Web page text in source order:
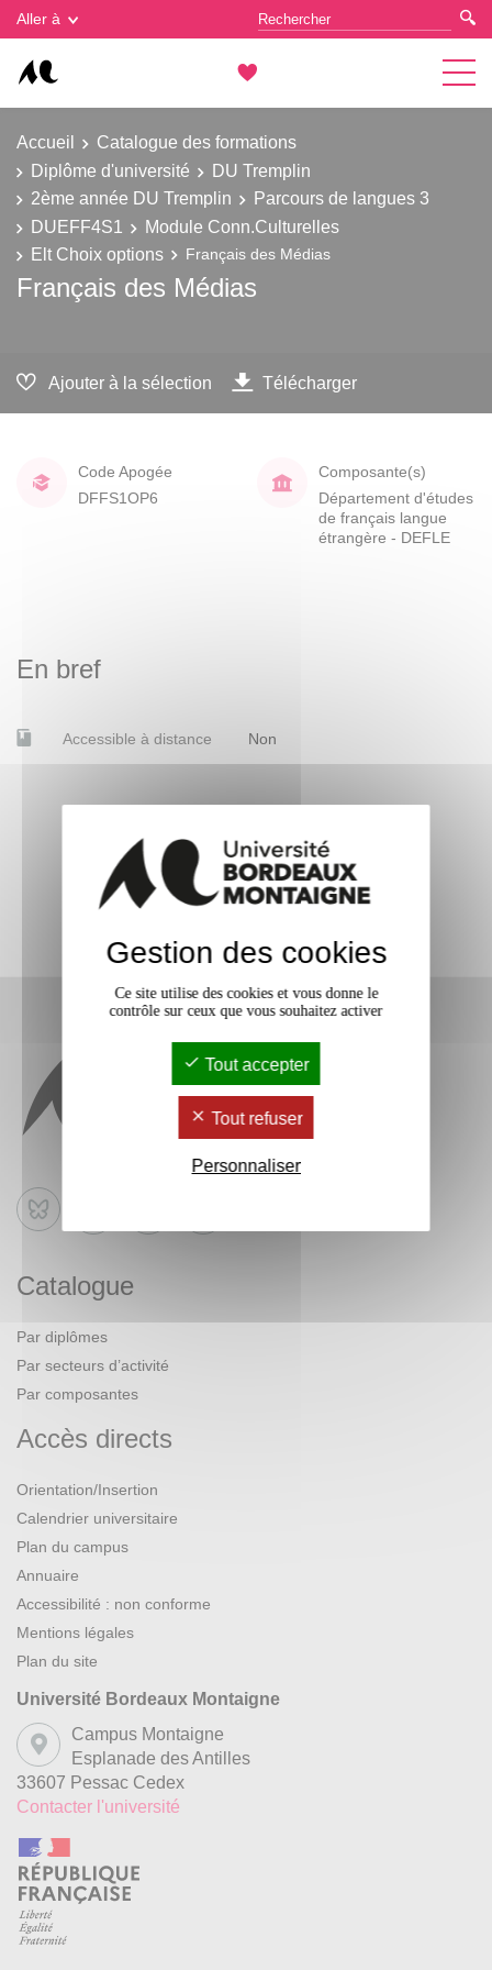
Aller à
Accueil
Catalogue des formations
Diplôme d'université
DU Tremplin
2ème année DU Tremplin
Parcours de langues 3
DUEFF4S1
Module Conn.Culturelles
Elt Choix options
Français des Médias
Français des Médias
Ajouter à la sélection Télécharger
Code Apogée
DFFS1OP6
Composante(s)
Département d'études
de français langue
étrangère - DEFLE
En bref
Accessible à distance Non
Bluesky
Catalogue
Par diplômes
Par secteurs d’activité
Par composantes
Accès directs
Orientation/Insertion
Calendrier universitaire
Plan du campus
Annuaire
Accessibilité : non conforme
Mentions légales
Plan du site
Université Bordeaux Montaigne
Campus Montaigne
Esplanade des Antilles
33607 Pessac Cedex
Contacter l'université
Gestion des cookies
Gestion des cookies
Ce site utilise des cookies et vous donne le
contrôle sur ceux que vous souhaitez activer
Tout accepter
Tout refuser
Personnaliser